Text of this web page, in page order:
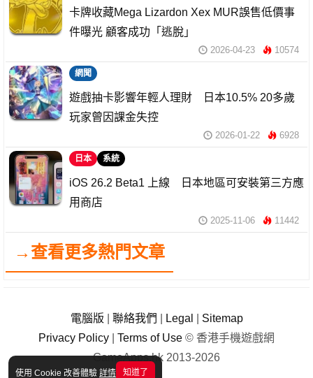
使用 Cookie 改善體驗 詳情 知道了
卡牌收藏Mega Lizardon Xex MUR誤售低價事
件曝光 顧客成功「逃脫」
2026-04-23 10574
網聞
遊戲抽卡影響年輕人理財 日本10.5% 20多歲
玩家曾因課金失控
2026-01-22 6928
日本 系統
iOS 26.2 Beta1 上線 日本地區可安裝第三方應
用商店
2025-11-06 11442
→查看更多熱門文章
電腦版 聯絡我們 Legal
Sitemap
Privacy Policy
Terms of Use © 香港手機遊戲網
GameApps.hk 2013-2026